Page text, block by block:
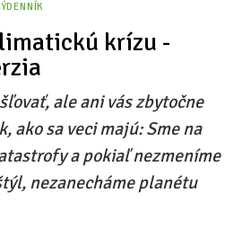
krízu -
ale ani vás zbytočne
ako sa veci majú: Sme na
a pokiaľ nezmeníme
nezanecháme planétu